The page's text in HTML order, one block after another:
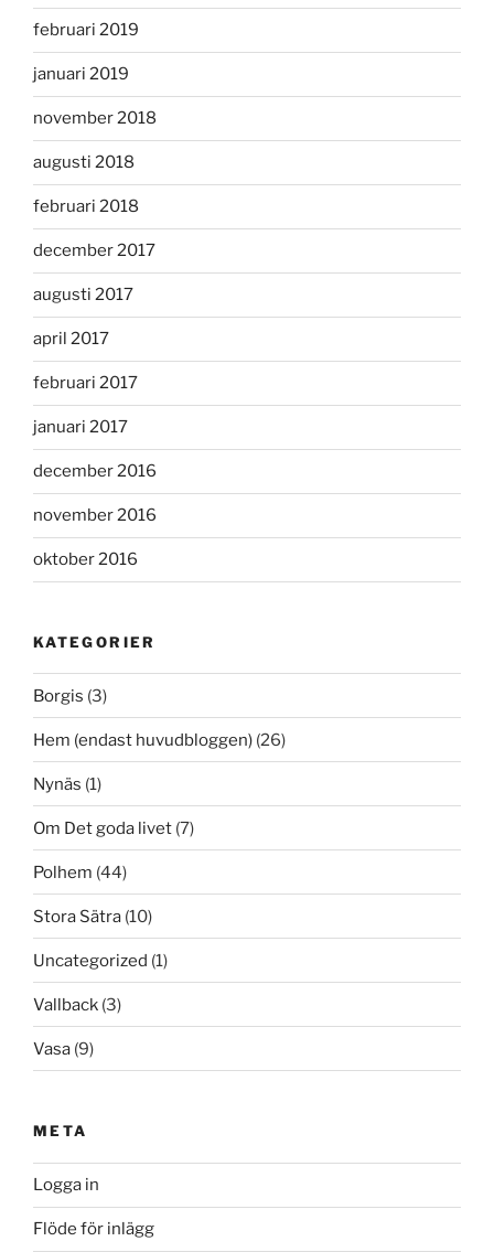
februari 2019
januari 2019
november 2018
augusti 2018
februari 2018
december 2017
augusti 2017
april 2017
februari 2017
januari 2017
december 2016
november 2016
oktober 2016
KATEGORIER
Borgis (3)
Hem (endast huvudbloggen) (26)
Nynäs (1)
Om Det goda livet (7)
Polhem (44)
Stora Sätra (10)
Uncategorized (1)
Vallback (3)
Vasa (9)
META
Logga in
Flöde för inlägg